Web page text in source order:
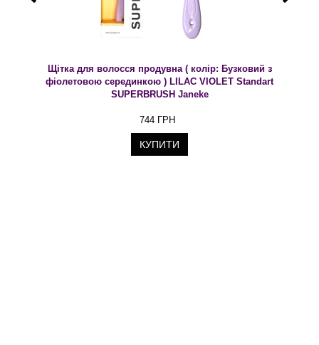
Щітка для волосся продувна ( колір: Бузковий з
фіолетовою серединкою ) LILAC VIOLET Standart
SUPERBRUSH Janeke
744 ГРН
КУПИТИ